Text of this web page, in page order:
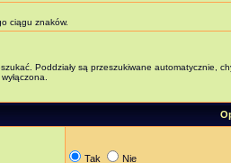
ciągu znaków.
Poddziały są przeszukiwane automatycznie,
Tak Nie